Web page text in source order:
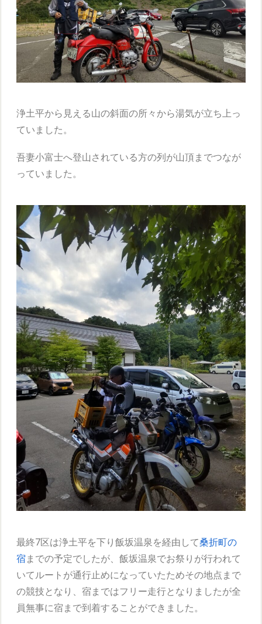
浄土平から見える山の斜面の所々から湯気が立ち上っ
ていました。
吾妻小富士へ登山されている方の列が山頂までつなが
っていました。
最終7区は浄土平を下り飯坂温泉を経由して桑折町の
宿 までの予定でしたが、飯坂温泉でお祭りが行われて
いてルートが通行止めになっていたためその地点まで
の競技となり、宿まではフリー走行となりましたが全
員無事に宿まで到着することができました。